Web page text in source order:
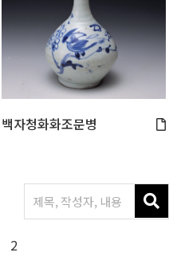
백자청화화조문병
2